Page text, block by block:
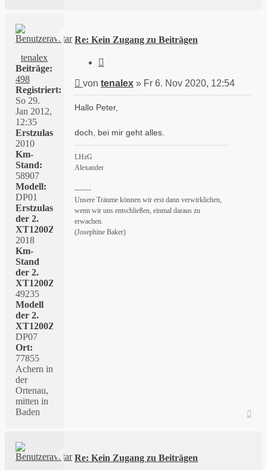
tenalex
Beiträge:
498
Registriert:
So 29.
Jan 2012,
12:35
Erstzulassung:
2010
Km-
Stand:
58907
Modell:
DP01
Erstzulassung
der 2.
XT1200Z:
2018
Km-
Stand
der 2.
XT1200Z:
49235
Modell
der 2.
XT1200Z:
DP07
Ort:
77855
Achern in
der
Ortenau,
mitten in
Baden
Re: Kein Zugang zu Beiträgen
Beitrag
von tenalex » Fr 6. Nov 2020, 12:54
Hallo Peter,
doch, bei mir geht alles.
LHzG
Alexander
-------
Unsere Träume können wir erst dann verwirklichen,
wenn wir uns entschließen, einmal daraus zu
erwachen.
(Josephine Baker)
Re: Kein Zugang zu Beiträgen